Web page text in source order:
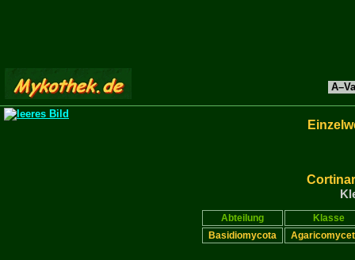
Abteilung
Klasse
Basidiomycota